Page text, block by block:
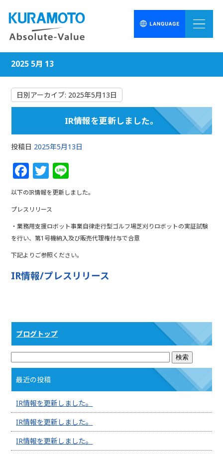
2025 5月 13
日別アーカイブ: 2025年5月13日
IR情報を更新しました。
投稿日 2025年5月13日
F
a
c
e
b
o
o
k
T
w
itt
e
r
n
e
以下のIR情報を更新しました。
プレスリリース
・業務用支援ロボット事業自律走行型ゴルフ場芝刈りロボットの実証試験
を行い、第1号機納入及び販売代理権付与で合意
下記よりご参照ください。
IR情報/プレスリリース
ブログトップ
最近の投稿
IR情報を更新しました。
IR情報を更新しました。
IR情報を更新しました。